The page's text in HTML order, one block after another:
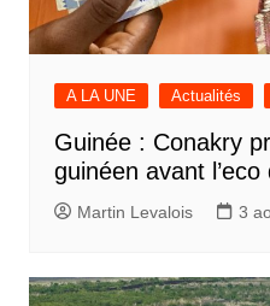
A LA UNE Actualités
Guinée : Conakry
guinéen avant
Martin Levalois 3